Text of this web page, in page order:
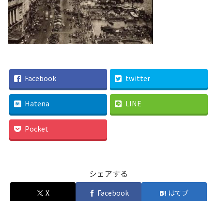
Facebook twitter
Hatena LINE
Pocket
シェアする
X Facebook はてブ